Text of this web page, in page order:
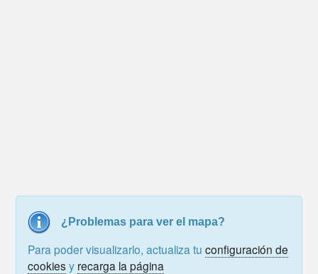
¿Problemas para ver el mapa?
Para poder visualizarlo, actualiza tuconfiguración de
cookiesy recarga la página